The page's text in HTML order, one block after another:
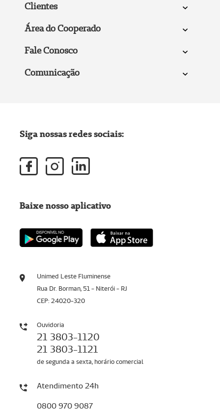
Clientes
Área do Cooperado
Fale Conosco
Comunicação
Unimed Leste Fluminense
Rua Dr. Borman, 51 - Niterói - RJ
CEP: 24020-320
Ouvidoria
21 3803-1120
21 3803-1121
de segunda a sexta, horário comercial
Atendimento 24h
0800 970 9087
Siga nossas redes sociais:
Baixe nosso aplicativo